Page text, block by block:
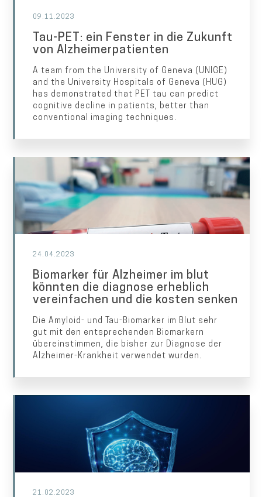
09.11.2023
Tau-PET: ein Fenster in die Zukunft
von Alzheimerpatienten
A team from the University of Geneva (UNIGE)
and the University Hospitals of Geneva (HUG)
has demonstrated that PET tau can predict
cognitive decline in patients, better than
conventional imaging techniques.
24.04.2023
Biomarker für Alzheimer im blut
könnten die diagnose erheblich
vereinfachen und die kosten senken
Die Amyloid- und Tau-Biomarker im Blut sehr
gut mit den entsprechenden Biomarkern
übereinstimmen, die bisher zur Diagnose der
Alzheimer-Krankheit verwendet wurden.
21.02.2023